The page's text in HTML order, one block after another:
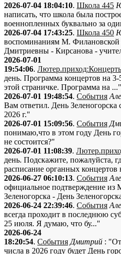
2026-07-04 18:04:10. Школа 445
написать, что школа была
военнопленных буквально за
2026-07-04 17:43:25. Школа 450
воспоминаниям М.
Дмитриевны - Кирсанова -
2026-07-01
19:54:06.
день. Программа концертов на
этой страничке. Программа на ..."
2026-07-01 19:48:54. События
Вам ответил. День Зеленогорска
2026 г."
2026-07-01 15:09:56. События
понимаю,что в этом году День
не состоится?"
2026-07-01 11:08:39.
день. Подскажите, пожалуйста,
расписание органных концертов
2026-06-27 06:10:13. События
официальное подтверждение из
Зеленогорска - День
2026-06-24 22:39:46. События
всегда проходит в последнюю
25 июля. Я думаю, что бу..."
2026-06-24
18:20:54. События Дмитрий :
числа в 2026 году будет День